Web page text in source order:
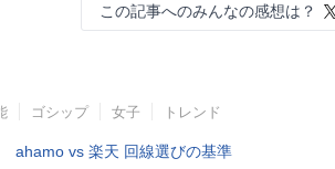
この記事へのみんなの感想は？
ゴシップ 女子 トレンド
ahamo vs 楽天 回線選びの基準